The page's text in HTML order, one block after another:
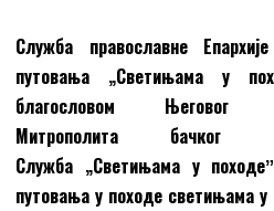
Служба православне
путовања „Светињама у
благословом Његовог
Митрополита бачког
Служба „Светињама у походеˮ
путовања у походе светињама